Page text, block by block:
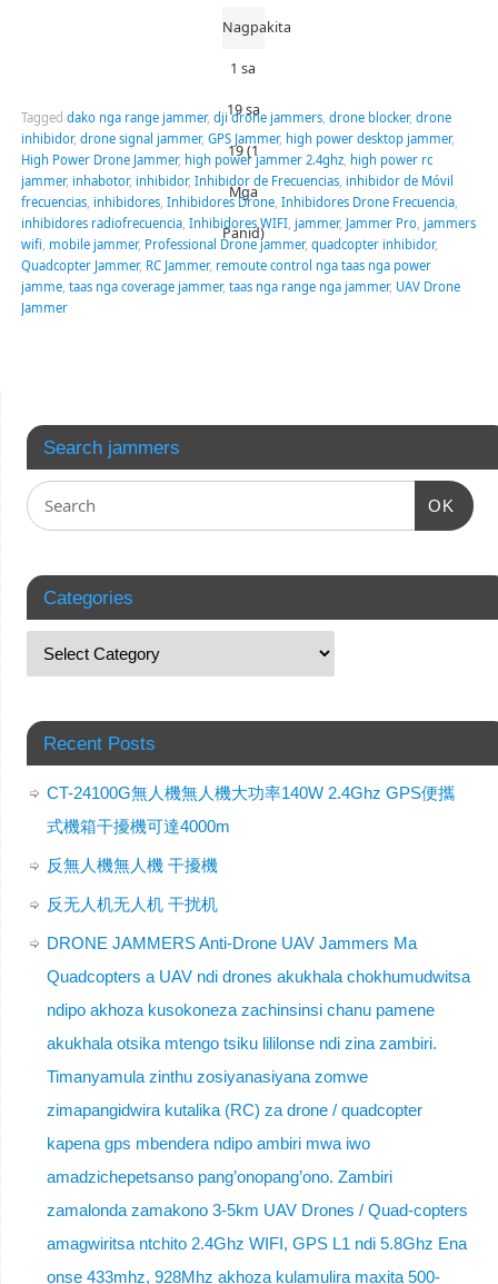
Nagpakita
1 sa
19 sa
19 (1
Mga
Panid)
Tagged dako nga range jammer, dji drone jammers, drone blocker, drone
inhibidor, drone signal jammer, GPS Jammer, high power desktop jammer,
High Power Drone Jammer, high power jammer 2.4ghz, high power rc
jammer, inhabotor, inhibidor, Inhibidor de Frecuencias, inhibidor de Móvil
frecuencias, inhibidores, Inhibidores Drone, Inhibidores Drone Frecuencia,
inhibidores radiofrecuencia, Inhibidores WIFI, jammer, Jammer Pro, jammers
wifi mobile jammer, Professional Drone jammer, quadcopter inhibidor,
Quadcopter Jammer, RC Jammer, remoute control nga taas nga power
jamme, taas nga coverage jammer, taas nga range nga jammer, UAV Drone
Jammer
Search jammers
OK
Categories
Recent Posts
CT-24100G無人機無人機大功率140W 2.4Ghz GPS便攜
式機箱干擾機可達4000m
反無人機無人機 干擾機
反无人机无人机 干扰机
DRONE JAMMERS Anti-Drone UAV Jammers Ma
Quadcopters a UAV ndi drones akukhala chokhumudwitsa
ndipo akhoza kusokoneza zachinsinsi chanu pamene
akukhala otsika mtengo tsiku lililonse ndi zina zambiri.
Timanyamula zinthu zosiyanasiyana zomwe
zimapangidwira kutalika (RC) za drone / quadcopter
kapena gps mbendera ndipo ambiri mwa iwo
amadzichepetsanso pang’onopang’ono. Zambiri
zamalonda zamakono 3-5km UAV Drones / Quad-copters
amagwiritsa ntchito 2.4Ghz WIFI, GPS L1 ndi 5.8Ghz Ena
onse 433mhz, 928Mhz akhoza kulamulira maxita 500-